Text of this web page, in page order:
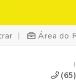
| Área do